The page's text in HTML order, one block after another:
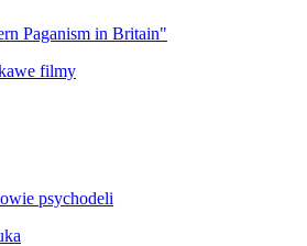
Paganism in Britain"
filmy
psychodeli